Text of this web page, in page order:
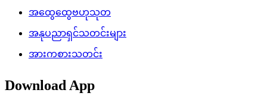
အထွေထွေဗဟုသုတ
အနုပညာရှင်သတင်းများ
အားကစားသတင်း
Download App